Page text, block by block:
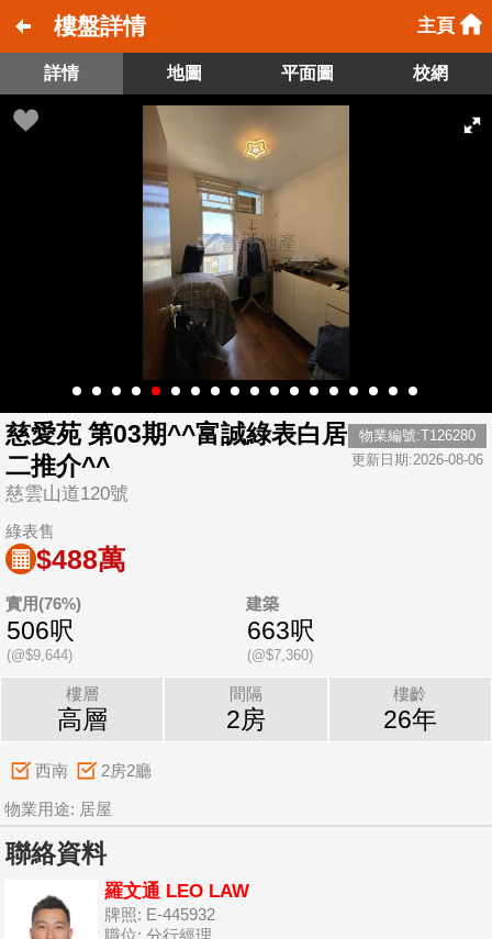
樓盤詳情 主頁
詳情 地圖 平面圖 校網
慈愛苑 第03期^^富誠綠表白居
二推介^^
慈雲山道120號
物業編號:T126280
更新日期:2026-08-06
綠表售
$488萬
實用(76%)
506呎
(@$9,644)
建築
663呎
(@$7,360)
樓層
高層
間隔
2房
樓齡
26年
西南 2房2廳
物業用途: 居屋
聯絡資料
羅文通 LEO LAW
牌照: E-445932
職位: 分行經理